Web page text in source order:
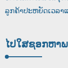
ລູກຄ້າປະຫຍັດເວລາ
ໄປໃສຊອກ​ຫາ​ພ